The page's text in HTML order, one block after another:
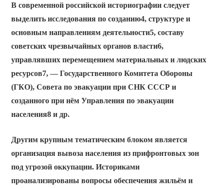
В современной российской историографии следует
выделить исследования по созданию4, структуре и
основным направлениям деятельности5, составу
советских чрезвычайных органов власти6,
управлявших перемещением материальных и людских
ресурсов7, — Государственного Комитета Обороны
(ГКО), Совета по эвакуации при СНК СССР и
созданного при нём Управления по эвакуации
населения8 и др.
Другим крупным тематическим блоком является
организация вывоза населения из прифронтовых зон
под угрозой оккупации. Историками
проанализированы вопросы обеспечения жильём и